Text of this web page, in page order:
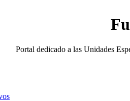
Portal dedicado a las Unidades